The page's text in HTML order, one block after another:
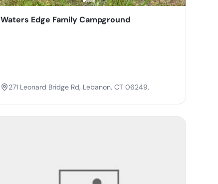
Waters Edge Family Campground
271 Leonard Bridge Rd, Lebanon, CT 06249,